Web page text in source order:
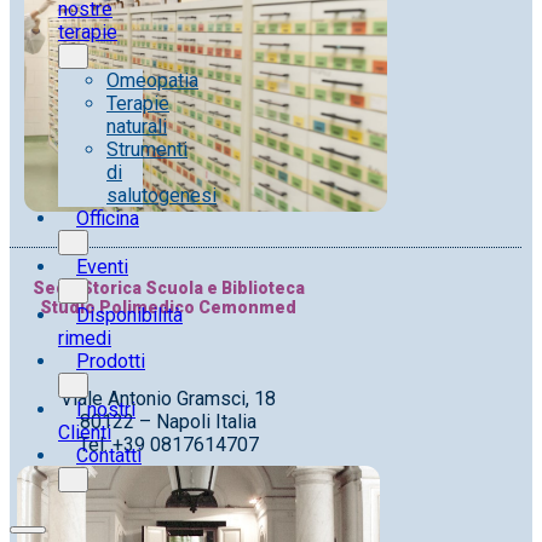
nostre
terapie
Omeopatia
Terapie
naturali
Strumenti
di
salutogenesi
Officina
Eventi
Disponibilità
rimedi
Prodotti
I nostri
Clienti
Contatti
Sede Storica Scuola e Biblioteca
Studio Polimedico Cemonmed
Viale Antonio Gramsci, 18
80122 – Napoli Italia
Tel. +39 0817614707